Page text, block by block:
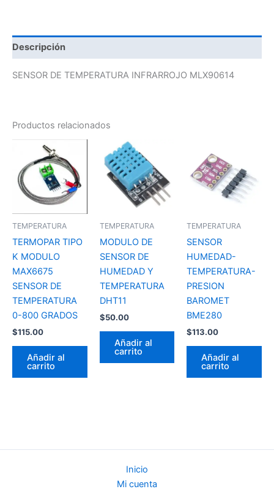
Descripción
SENSOR DE TEMPERATURA INFRARROJO MLX90614
Productos relacionados
TEMPERATURA
TERMOPAR TIPO
K MODULO
MAX6675
SENSOR DE
TEMPERATURA
0-800 GRADOS
$115.00
Añadir al
carrito
TEMPERATURA
MODULO DE
SENSOR DE
HUMEDAD Y
TEMPERATURA
DHT11
$50.00
Añadir al
carrito
TEMPERATURA
SENSOR
HUMEDAD-
TEMPERATURA-
PRESION
BAROMET
BME280
$113.00
Añadir al
carrito
Inicio
Mi cuenta